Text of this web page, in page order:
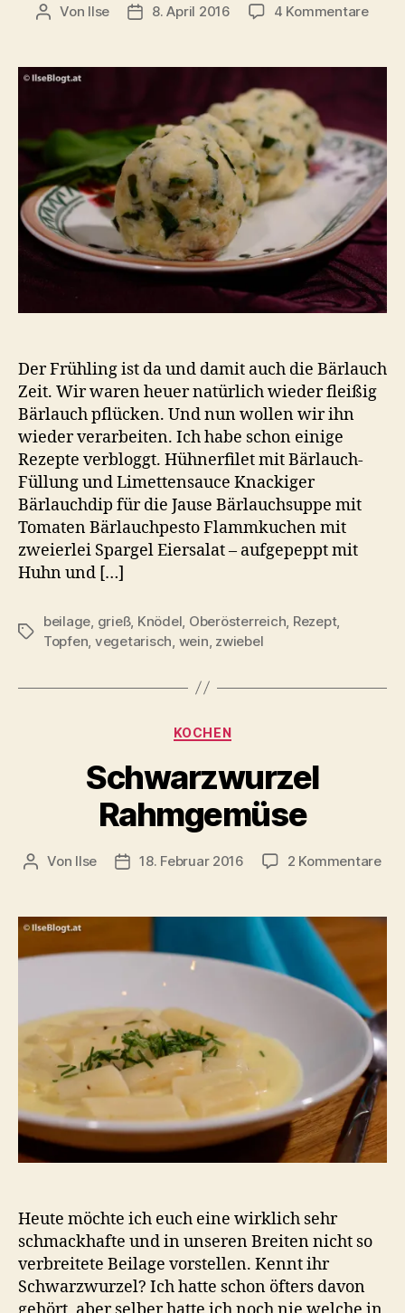
Beitragsautor
Von Ilse Beitragsdatum
8. April 2016 4 Kommentarezu
Der Frühling ist da und damit auch die Bärlauch
Zeit. Wir waren heuer natürlich wieder fleißig
Bärlauch pflücken. Und nun wollen wir ihn
wieder verarbeiten. Ich habe schon einige
Rezepte verbloggt. Hühnerfilet mit Bärlauch-
Füllung und Limettensauce Knackiger
Bärlauchdip für die Jause Bärlauchsuppe mit
Tomaten Bärlauchpesto Flammkuchen mit
zweierlei Spargel Eiersalat – aufgepeppt mit
Huhn und […]
Schlagwörter
beilage, grieß, Knödel, Oberösterreich, Rezept,
Topfen, vegetarisch, wein, zwiebel
Kategorien
KOCHEN
Schwarzwurzel
Rahmgemüse
Beitragsautor
Von Ilse Beitragsdatum
18. Februar 2016 2 Kommentarezu
Heute möchte ich euch eine wirklich sehr
schmackhafte und in unseren Breiten nicht so
verbreitete Beilage vorstellen. Kennt ihr
Schwarzwurzel? Ich hatte schon öfters davon